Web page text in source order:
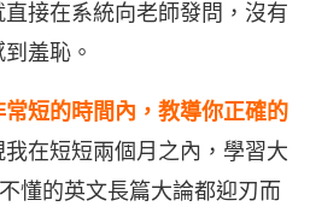
接在系統向老師發問，沒有
羞恥。
常短的時間內，教導你正確的
我在短短兩個月之內，學習大
懂的英文長篇大論都迎刃而